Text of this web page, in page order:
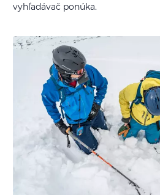
vyhľadávač ponúka.